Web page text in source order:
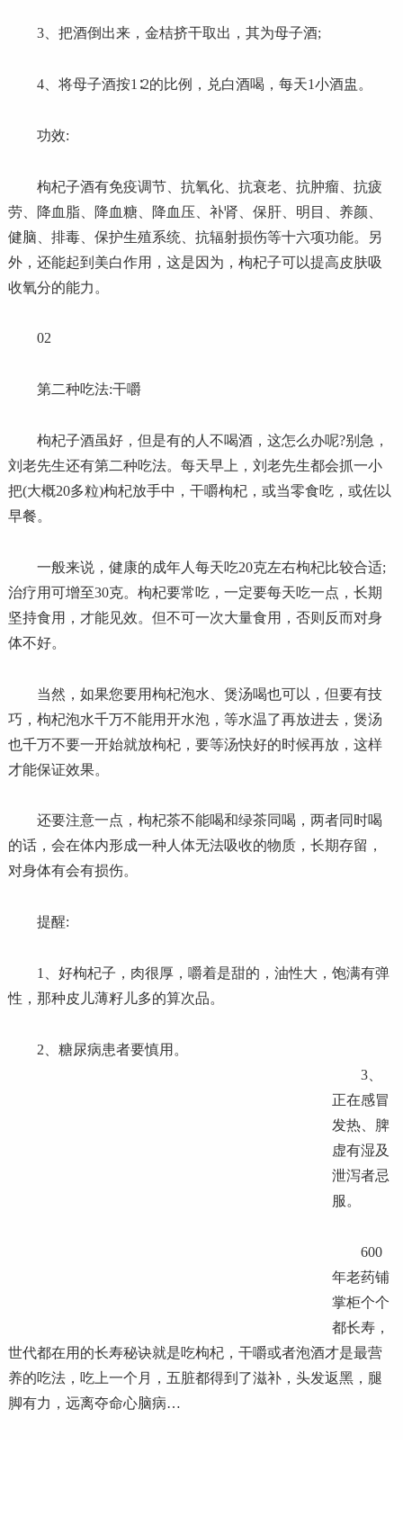
3、把酒倒出来，金桔挤干取出，其为母子酒;
4、将母子酒按1∶2的比例，兑白酒喝，每天1小酒盅。
功效:
枸杞子酒有免疫调节、抗氧化、抗衰老、抗肿瘤、抗疲
劳、降血脂、降血糖、降血压、补肾、保肝、明目、养颜、
健脑、排毒、保护生殖系统、抗辐射损伤等十六项功能。另
外，还能起到美白作用，这是因为，枸杞子可以提高皮肤吸
收氧分的能力。
02
第二种吃法:干嚼
枸杞子酒虽好，但是有的人不喝酒，这怎么办呢?别急，
刘老先生还有第二种吃法。每天早上，刘老先生都会抓一小
把(大概20多粒)枸杞放手中，干嚼枸杞，或当零食吃，或佐以
早餐。
一般来说，健康的成年人每天吃20克左右枸杞比较合适;
治疗用可增至30克。枸杞要常吃，一定要每天吃一点，长期
坚持食用，才能见效。但不可一次大量食用，否则反而对身
体不好。
当然，如果您要用枸杞泡水、煲汤喝也可以，但要有技
巧，枸杞泡水千万不能用开水泡，等水温了再放进去，煲汤
也千万不要一开始就放枸杞，要等汤快好的时候再放，这样
才能保证效果。
还要注意一点，枸杞茶不能喝和绿茶同喝，两者同时喝
的话，会在体内形成一种人体无法吸收的物质，长期存留，
对身体有会有损伤。
提醒:
1、好枸杞子，肉很厚，嚼着是甜的，油性大，饱满有弹
性，那种皮儿薄籽儿多的算次品。
2、糖尿病患者要慎用。
3、
正在感冒
发热、脾
虚有湿及
泄泻者忌
服。
600
年老药铺
掌柜个个
都长寿，
世代都在用的长寿秘诀就是吃枸杞，干嚼或者泡酒才是最营
养的吃法，吃上一个月，五脏都得到了滋补，头发返黑，腿
脚有力，远离夺命心脑病…